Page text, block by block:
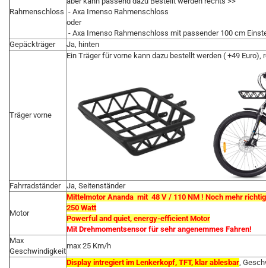
Rahmenschloss - Axa Imenso Rahmenschloss
oder
- Axa Imenso Rahmenschloss mit passender 100 cm
Gepäckträger
Ja, hinten
Träger vorne
Ein Träger für vorne kann dazu bestellt werden ( +49 Euro),
Fahrradständer Ja, Seitenständer
Motor
Mittelmotor Ananda mit 48 V / 110 NM ! Noch mehr
250 Watt
Powerful and quiet, energy-efficient Motor
Mit Drehmomentsensor für sehr angenemmes Fahren!
Max
Geschwindigkeit
max 25 Km/h
Display intregiert im Lenkerkopf, TFT, klar ablesbar,